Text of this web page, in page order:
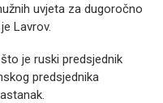
uvjeta za dugoročno
Lavrov.
je ruski predsjednik
predsjednika